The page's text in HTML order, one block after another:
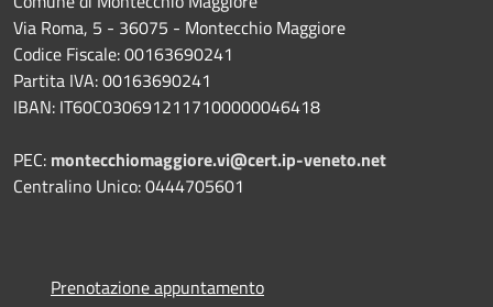
Via Roma, 5 - 36075 - Montecchio Maggiore
Codice Fiscale: 00163690241
Partita IVA: 00163690241
IBAN: IT60C0306912117100000046418
PEC: montecchiomaggiore.vi@cert.ip-veneto.net
Centralino Unico: 0444705601
Prenotazione appuntamento